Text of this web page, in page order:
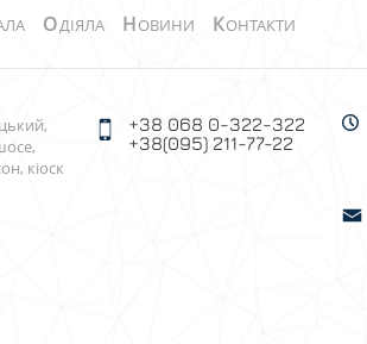
ОДІЯЛА НОВИНИ КОНТАКТИ
кіоск
+38 068 0-322-322
+38(095) 211-77-22